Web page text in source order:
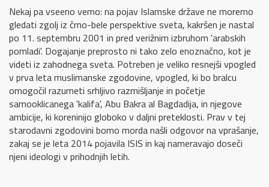
Nekaj pa vseeno vemo: na pojav Islamske države ne moremo
gledati zgolj iz črno-bele perspektive sveta, kakršen je nastal
po 11. septembru 2001 in pred verižnim izbruhom 'arabskih
pomladi'. Dogajanje preprosto ni tako zelo enoznačno, kot je
videti iz zahodnega sveta. Potreben je veliko resnejši vpogled
v prva leta muslimanske zgodovine, vpogled, ki bo bralcu
omogočil razumeti srhljivo razmišljanje in početje
samooklicanega 'kalifa', Abu Bakra al Bagdadija, in njegove
ambicije, ki koreninijo globoko v daljni preteklosti. Prav v tej
starodavni zgodovini bomo morda našli odgovor na vprašanje,
zakaj se je leta 2014 pojavila ISIS in kaj nameravajo doseči
njeni ideologi v prihodnjih letih.